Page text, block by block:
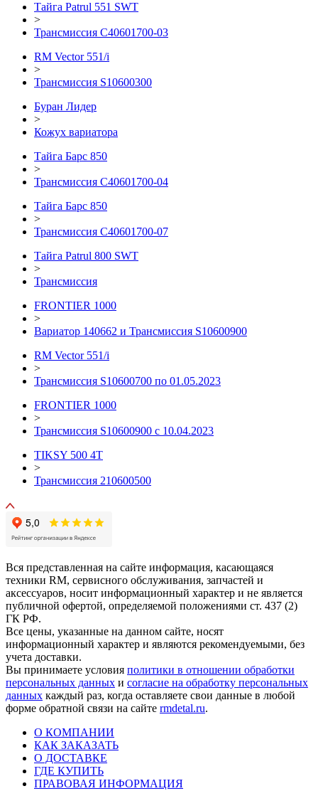
Тайга Patrul 551 SWT
>
Трансмиссия С40601700-03
RM Vector 551/i
>
Трансмиссия S10600300
Буран Лидер
>
Кожух вариатора
Тайга Барс 850
>
Трансмиссия С40601700-04
Тайга Барс 850
>
Трансмиссия С40601700-07
Тайга Patrul 800 SWT
>
Трансмиссия
FRONTIER 1000
>
Вариатор 140662 и Трансмиссия S10600900
RM Vector 551/i
>
Трансмиссия S10600700 по 01.05.2023
FRONTIER 1000
>
Трансмиссия S10600900 с 10.04.2023
TIKSY 500 4T
>
Трансмиссия 210600500
Вся представленная на сайте информация, касающаяся
техники RM, сервисного обслуживания, запчастей и
аксессуаров, носит информационный характер и не является
публичной офертой, определяемой положениями ст. 437 (2)
ГК РФ.
Все цены, указанные на данном сайте, носят
информационный характер и являются рекомендуемыми, без
учета доставки.
Вы принимаете условия политики в отношении обработки
персональных данных и согласие на обработку персональных
данных каждый раз, когда оставляете свои данные в любой
форме обратной связи на сайте rmdetal.ru.
О КОМПАНИИ
КАК ЗАКАЗАТЬ
О ДОСТАВКЕ
ГДЕ КУПИТЬ
ПРАВОВАЯ ИНФОРМАЦИЯ